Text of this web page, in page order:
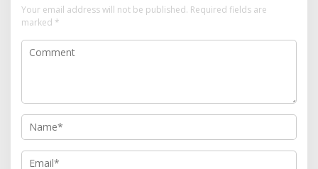
Your email address will not be published. Required fields are
marked *